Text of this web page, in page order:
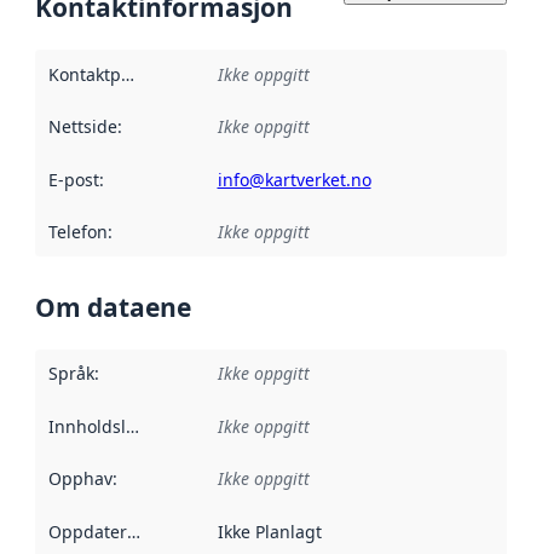
Kontaktinformasjon
Kontaktpunkt Ikke oppgitt
Nettside: Ikke oppgitt
E-post: info@kartverket.no
Telefon: Ikke oppgitt
Om dataene
Språk: Ikke oppgitt
Innholdsleverandører :
Ikke oppgitt
Opphav: Ikke oppgitt
Oppdateringsfrekvens :
Ikke Planlagt